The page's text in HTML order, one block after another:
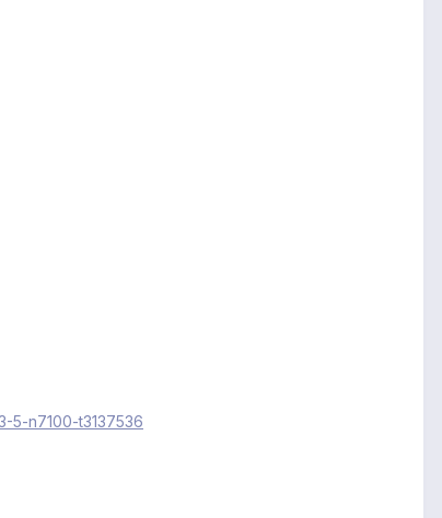
5-n7100-t3137536